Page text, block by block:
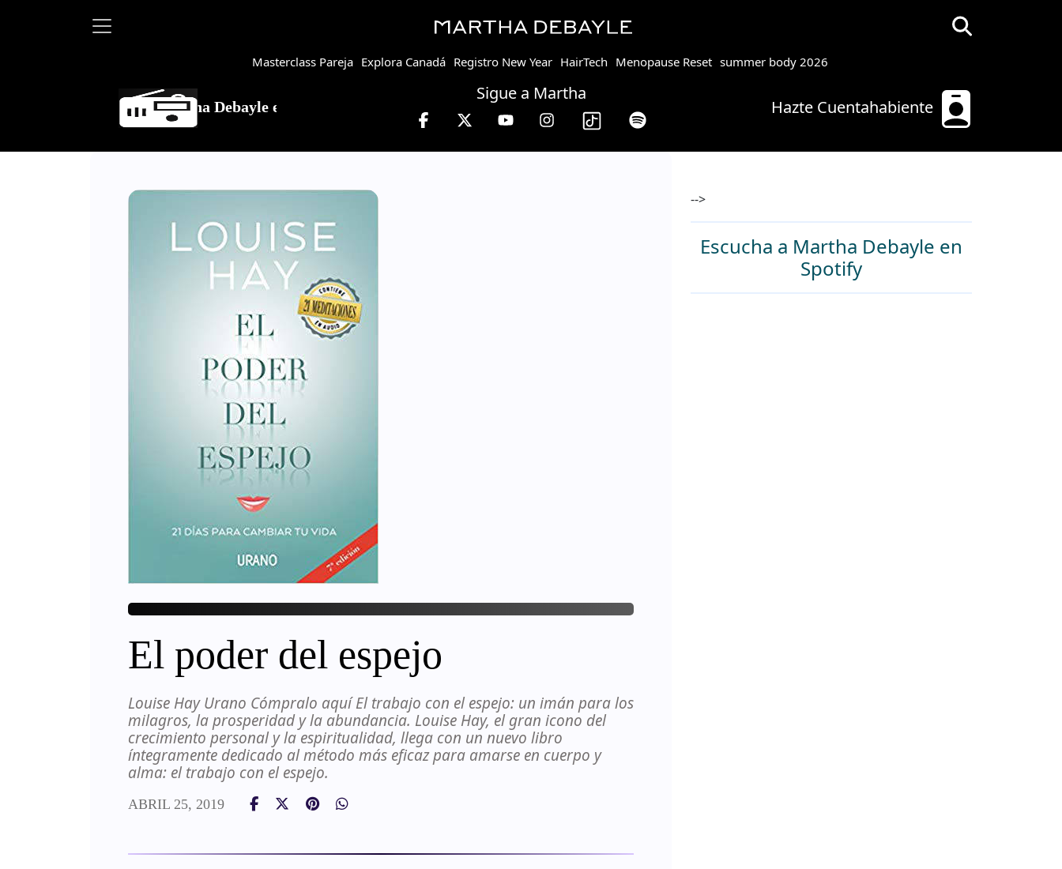
Hazte Cuentahabiente
Masterclass Pareja Explora Canadá Registro New Year HairTech Menopause Reset summer body 2026
Sigue a Martha
Martha Debayle en W, lunes a viernes de 10 a 13 hrs.
El poder del espejo
Louise Hay Urano Cómpralo aquí El trabajo con el espejo: un imán para los
milagros, la prosperidad y la abundancia. Louise Hay, el gran icono del
crecimiento personal y la espiritualidad, llega con un nuevo libro
íntegramente dedicado al método más eficaz para amarse en cuerpo y
alma: el trabajo con el espejo.
ABRIL 25, 2019
-->
Escucha a Martha Debayle en
Spotify